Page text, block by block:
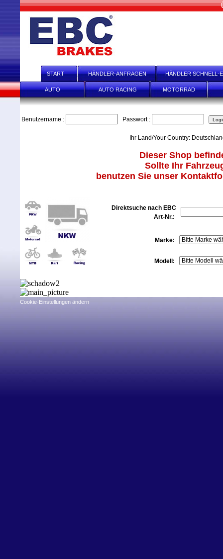
START HÄNDLER-ANFRAGEN HÄNDLER SCHNELL-
AUTO AUTO RACING MOTORRAD
Benutzername : Passwort :
Ihr Land/Your Country:
Dieser Shop
Sollte Ihr
benutzen Sie unser
Direktsuche nach EBC
Art-Nr.:
Marke:
Modell:
Cookie-Einstellungen ändern